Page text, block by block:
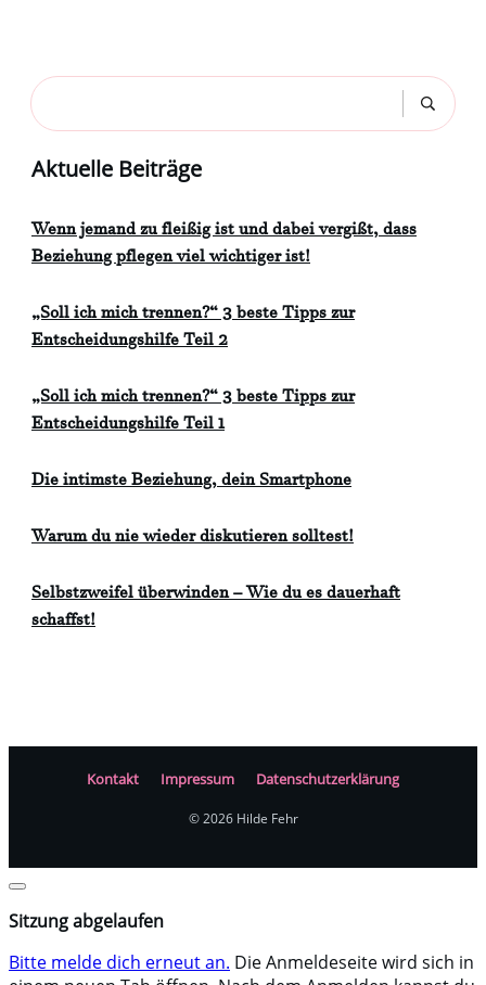
Aktuelle Beiträge
Wenn jemand zu fleißig ist und dabei vergißt, dass
Beziehung pflegen viel wichtiger ist!
„Soll ich mich trennen?“ 3 beste Tipps zur
Entscheidungshilfe Teil 2
„Soll ich mich trennen?“ 3 beste Tipps zur
Entscheidungshilfe Teil 1
Die intimste Beziehung, dein Smartphone
Warum du nie wieder diskutieren solltest!
Selbstzweifel überwinden – Wie du es dauerhaft
schaffst!
Kontakt Impressum Datenschutzerklärung
©2026Hilde Fehr
Dialog
schließen
Sitzung abgelaufen
Bitte melde dich erneut an. Die Anmeldeseite wird sich in